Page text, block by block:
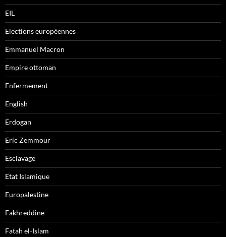
EIL
Elections européennes
Emmanuel Macron
Empire ottoman
Enfermement
English
Erdogan
Eric Zemmour
Esclavage
Etat Islamique
Europalestine
Fakhreddine
Fatah el-Islam